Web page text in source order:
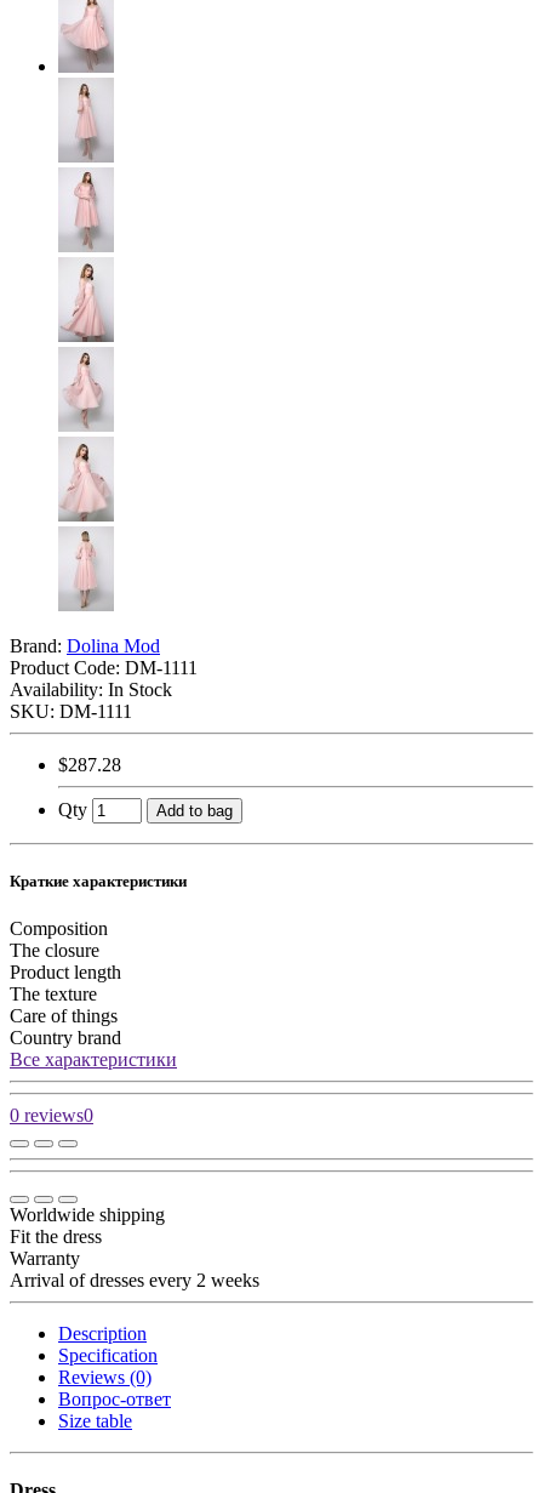
Brand: Dolina Mod
Product Code: DM-1111
Availability: In Stock
SKU: DM-1111
$287.28
Qty Add to bag
Краткие характеристики
Composition
The closure
Product length
The texture
Care of things
Country brand
Все характеристики
0 reviews0
Worldwide shipping
Fit the dress
Warranty
Arrival of dresses every 2 weeks
Description
Specification
Reviews (0)
Вопрос-ответ
Size table